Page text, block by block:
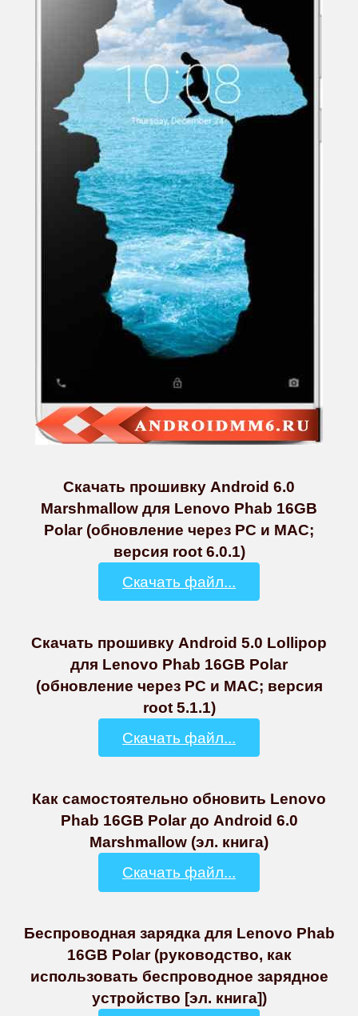
Скачать прошивку Android 6.0
Marshmallow для Lenovo Phab 16GB
Polar (обновление через PC и MAC;
версия root 6.0.1)
Скачать файл...
Скачать прошивку Android 5.0 Lollipop
для Lenovo Phab 16GB Polar
(обновление через PC и MAC; версия
root 5.1.1)
Скачать файл...
Как самостоятельно обновить Lenovo
Phab 16GB Polar до Android 6.0
Marshmallow (эл. книга)
Скачать файл...
Беспроводная зарядка для Lenovo Phab
16GB Polar (руководство, как
использовать беспроводное зарядное
устройство [эл. книга])